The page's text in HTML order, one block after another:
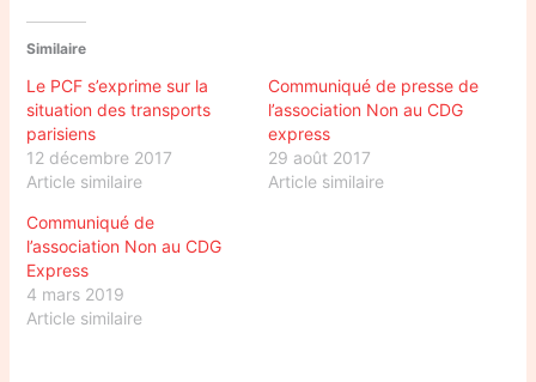
Similaire
Le PCF s’exprime sur la
situation des transports
parisiens
12 décembre 2017
Article similaire
Communiqué de presse de
l’association Non au CDG
express
29 août 2017
Article similaire
Communiqué de
l’association Non au CDG
Express
4 mars 2019
Article similaire